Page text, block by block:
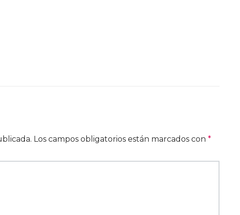
Los campos obligatorios están marcados con *